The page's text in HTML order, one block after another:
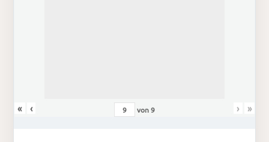
« ‹ von9 › »